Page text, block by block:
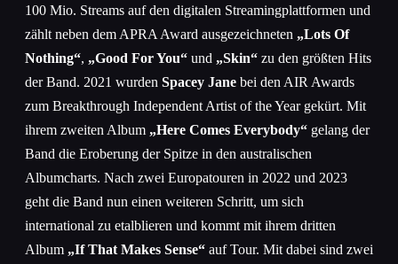
100 Mio. Streams auf den digitalen Streamingplattformen und
zählt neben dem APRA Award ausgezeichneten „Lots Of
Nothing“, „Good For You“ und „Skin“ zu den größten Hits
der Band. 2021 wurden Spacey Jane bei den AIR Awards
zum Breakthrough Independent Artist of the Year gekürt. Mit
ihrem zweiten Album „Here Comes Everybody“ gelang der
Band die Eroberung der Spitze in den australischen
Albumcharts. Nach zwei Europatouren in 2022 und 2023
geht die Band nun einen weiteren Schritt, um sich
international zu etalblieren und kommt mit ihrem dritten
Album „If That Makes Sense“ auf Tour. Mit dabei sind zwei